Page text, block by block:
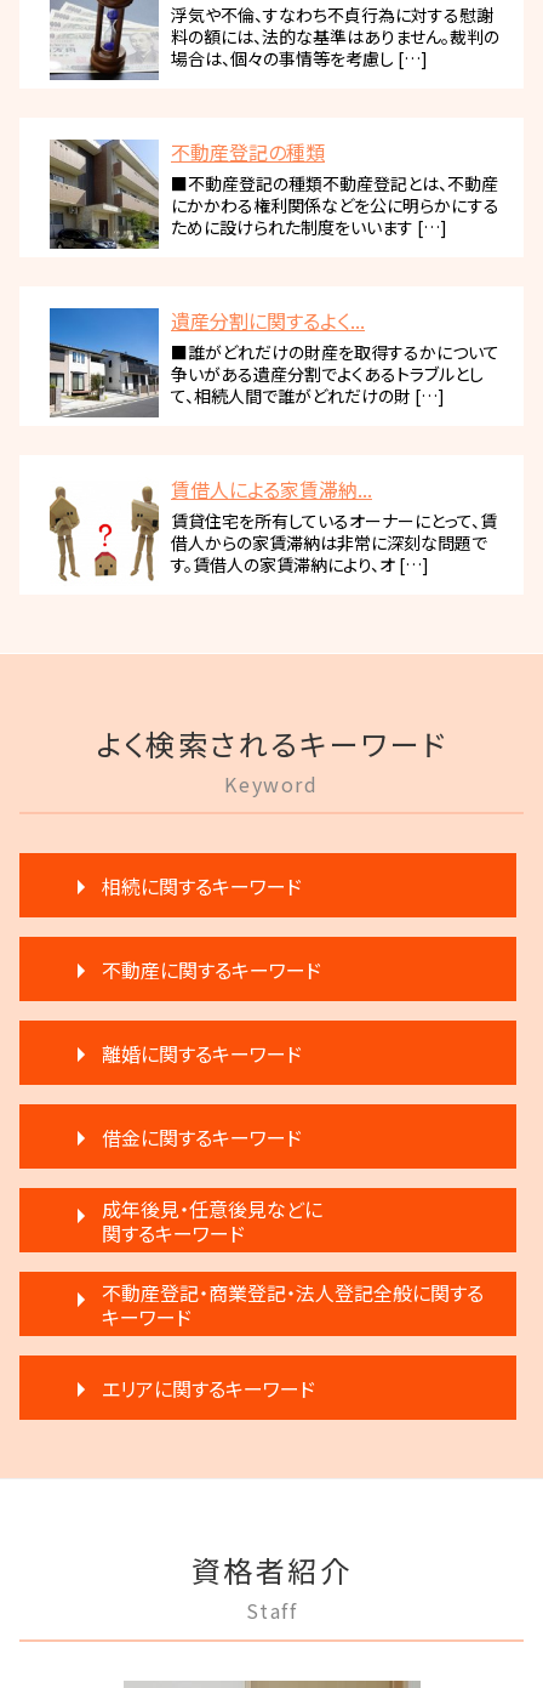
浮気や不倫、すなわち不貞行為に対する慰謝
料の額には、法的な基準はありません。裁判の
場合は、個々の事情等を考慮し […]
不動産登記の種類
■不動産登記の種類不動産登記とは、不動産
にかかわる権利関係などを公に明らかにする
ために設けられた制度をいいます […]
遺産分割に関するよく...
■誰がどれだけの財産を取得するかについて
争いがある遺産分割でよくあるトラブルとし
て、相続人間で誰がどれだけの財 […]
賃借人による家賃滞納...
賃貸住宅を所有しているオーナーにとって、賃
借人からの家賃滞納は非常に深刻な問題で
す。賃借人の家賃滞納により、オ […]
よく検索されるキーワード
Keyword
相続に関するキーワード
相続 分割協議書
遺言 執行 流れ
相続放棄 デメリット
生前贈与 注意
遺産分割 弁護士 メリット
遺言 執行
相続人申告登記 デメリット
生前贈与 分割
生前贈与とは 住宅
遺言 執行 いつ
相続 遺留分 割合
遺留分 計算
相続 遠方
相続 相談
相続 分割
相続 争い
相続 遺産分割協議書
不動産に関するキーワード
滞納 家賃
家賃 滞納 対応
家賃 滞納 分割 支払い
不動産 明け渡し 弁護士
不動産 明け渡し 強制執行
不動産 売る
不動産 明け渡し請求
滞納家賃請求 時効
不動産 明け渡し 期間
賃料増額 更新
不動産 明け渡し 調停
再開発 立ち退き
不動産 弁護士
賃料増額 借地借家法
家賃 滞納 弁護士
賃料増額 弁護士
離婚に関するキーワード
協議離婚 流れ
離婚調停 不成立
離婚 相手が拒否
モラハラ 離婚 証拠
離婚 子供 戸籍
離婚裁判 何年かかる
離婚 不動産 財産分与
離婚 話し合い
離婚 慰謝料
離婚 浮気 慰謝料
離婚 不倫 慰謝料
調停離婚 弁護士
借金に関するキーワード
借金返済
任意整理 流れ
自己破産 条件
任意整理 住宅ローン
民事再生 個人 流れ
民事再生 弁護士
任意整理 複数社
民事再生と破産 違い
個人再生 デメリット
任意整理 不動産
破産 弁護士
成年後見・任意後見などに
関するキーワード
任意後見制度 弁護士
家族信託 弁護士
家族信託 できること
任意後見制度とは
成年後見人 手続き 家族
成年後見制度 手続き
任意後見制度 メリット
任意後見制度 義務
不動産登記・商業登記・法人登記全般に関する
キーワード
不動産登記 期限
不動産登記 義務化
商業登記 罰則
不動産登記 アパート
法人登記 罰金
エリアに関するキーワード
多摩市 離婚 相談
資格者紹介
Staff